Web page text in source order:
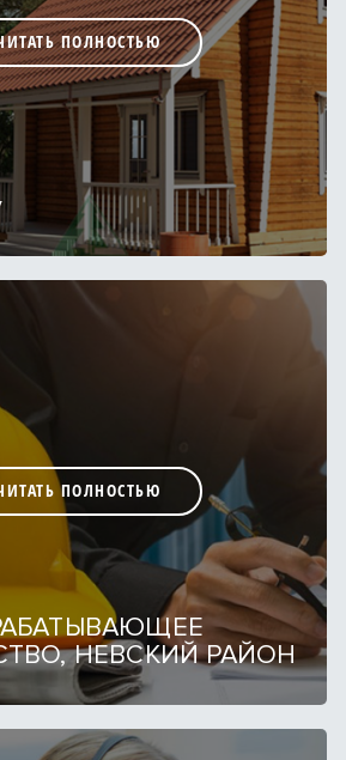
ПОЛНОСТЬЮ
ПОЛНОСТЬЮ
НЕВСКИЙ РАЙОН